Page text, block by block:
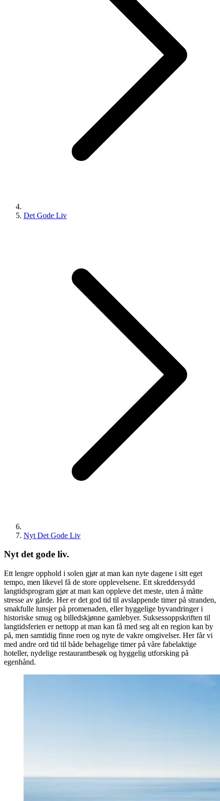
Det Gode Liv
Nyt Det Gode Liv
Nyt det gode liv.​​​​‌ ‍ ​‍​‍‌‍ ‌ ​‍‌‍‍‌‌‍‌ ‌‍‍‌‌‍ ‍​‍​‍​ ‍‍​‍​‍‌ ​ ‌‍​‌‌‍ ‍‌‍‍‌‌ ‌​‌ ‍‌​‍ ‍‌‍‍‌‌‍ ​‍​‍​‍ ​​‍​‍‌‍‍​‌ ​‍‌‍‌‌‌‍‌‍​‍​‍​ ‍‍​‍​‍‌‍‍​‌ ‌​‌ ‌​‌ ​​‌ ​ ​ ‍‍​‍ ​‍ ‌ ‌‍‌‍‍‌‌ ‌​‌ ‌‌‌ ​ ‌ ​‍‌‍‌‌‌‍‍‌‌ ​ ‌‍‌‌‌ ​‍​‍ ‍‌ ​ ‌‍​‌‌‍ ‍‌‍‍‌‌ ‌​‌ ‍‌​‍ ‍‌ ​ ‌ ‌​‌ ‌‌‌‍‌​‌‍‍‌‌‍ ​‍ ‌‍‍‌‌‍ ‍‌ ‌​‌‍‌‌‌‍ ‍‌ ‌​​‍ ‌‍‌‌‌‍‌​‌‍‍‌‌ ‌​​‍ ‌‍ ‌‌‍ ‌‍‌​‌‍‌‌​ ‌‌ ​​‌ ​‍‌‍‌‌‌ ​ ‌‍‌‌‌‍ ‍‌ ‌​‌‍​‌‌ ‌​‌‍‍‌‌‍ ‌‍ ‍​ ‍ ‌‍‍‌‌‍‌​​ ‌‌‍​ ‌ ​‍‌‍​‌‌‍‌‍‌ ‌​​‍ ‌​ ​‌​ ‍‌​ ‌ ​ ​‌​ ​​​ ​‍​ ‍ ‌ ‌​‌ ‍‌‌ ​​‌‍‌‌​ ‌‌‍​‍‌‍ ​‌‍ ‌‍‌ ​ ‍ ‌ ​​‌‍​‌‌ ‌​‌‍‍​​ ‌‌ ‌​‌‍‍‌‌ ‌​‌‍ ​‌‍‌‌​ ‌‍​‍‌‍​‌‌ ​ ‌‍‌‌‌‌‌‌‌ ​‍‌‍ ​​ ‌‌‍‍​‌ ‌​‌ ‌​‌ ​​‌ ​ ​‍‌‌​ ​ ‌​​‌​‍‌‌​ ​‍‌​‌‍​‍‌‌​ ​‍‌​‌‍‌ ‌‍‌‍‍‌‌ ‌​‌ ‌‌‌ ​ ‌ ​‍‌‍‌‌‌‍‍‌‌ ​ ‌‍‌‌‌ ​‍​‍ ‍‌ ​ ‌‍​‌‌‍ ‍‌‍‍‌‌ ‌​‌ ‍‌​‍ ‍‌ ​ ‌ ‌​‌ ‌‌‌‍‌​‌‍‍‌‌‍ ​‍‌‍‌‍‍‌‌‍‌​​ ‌‌‍​ ‌ ​‍‌‍​‌‌‍‌‍‌ ‌​​‍ ‌​ ​‌​ ‍‌​ ‌ ​ ​‌​ ​​​ ​‍​‍‌‍‌ ‌​‌ ‍‌‌ ​​‌‍‌‌​ ‌‌‍​‍‌‍ ​‌‍ ‌‍‌ ​‍‌‍‌ ​​‌‍​‌‌ ‌​‌‍‍​​ ‌‌ ‌​‌‍‍‌‌ ‌​‌‍ ​‌‍‌‌​‍‌‍‌ ​​‌‍‌‌‌ ​‍‌ ​ ‌ ​​‌‍‌‌‌‍​ ‌ ‌​‌‍‍‌‌ ‌‍‌‍‌‌​ ‌‌ ​​‌ ‌‌‌‍​‍‌‍ ​‌‍‍‌‌ ​ ‌‍‍​‌‍‌‌‌‍‌​​‍​‍‌ ‌
Ett lengre opphold i solen gjør at man kan nyte dagene i sitt eget
tempo, men likevel få de store opplevelsene. Ett skreddersydd
langtidsprogram gjør at man kan oppleve det meste, uten å måtte
stresse av gårde. Her er det god tid til avslappende timer på stranden,
smakfulle lunsjer på promenaden, eller hyggelige byvandringer i
historiske smug og billedskjønne gamlebyer. Suksessoppskriften til
langtidsferien er nettopp at man kan få med seg alt en region kan by
på, men samtidig finne roen og nyte de vakre omgivelser. Her får vi
med andre ord tid til både behagelige timer på våre fabelaktige
hoteller, nydelige restaurantbesøk og hyggelig utforsking på
egenhånd.​​​​‌ ‍ ​‍​‍‌‍ ‌ ​‍‌‍‍‌‌‍‌ ‌‍‍‌‌‍ ‍​‍​‍​ ‍‍​‍​‍‌ ​ ‌‍​‌‌‍ ‍‌‍‍‌‌ ‌​‌ ‍‌​‍ ‍‌‍‍‌‌‍ ​‍​‍​‍ ​​‍​‍‌‍‍​‌ ​‍‌‍‌‌‌‍‌‍​‍​‍​ ‍‍​‍​‍‌‍‍​‌ ‌​‌ ‌​‌ ​​‌ ​ ​ ‍‍​‍ ​‍ ‌ ‌‍‌‍‍‌‌ ‌​‌ ‌‌‌ ​ ‌ ​‍‌‍‌‌‌‍‍‌‌ ​ ‌‍‌‌‌ ​‍​‍ ‍‌ ​ ‌‍​‌‌‍ ‍‌‍‍‌‌ ‌​‌ ‍‌​‍ ‍‌ ​ ‌ ‌​‌ ‌‌‌‍‌​‌‍‍‌‌‍ ​‍ ‌‍‍‌‌‍ ‍‌ ‌​‌‍‌‌‌‍ ‍‌ ‌​​‍ ‌‍‌‌‌‍‌​‌‍‍‌‌ ‌​​‍ ‌‍ ‌‌‍ ‌‍‌​‌‍‌‌​ ‌‌ ​​‌ ​‍‌‍‌‌‌ ​ ‌‍‌‌‌‍ ‍‌ ‌​‌‍​‌‌ ‌​‌‍‍‌‌‍ ‌‍ ‍​ ‍ ‌‍‍‌‌‍‌​​ ‌‌‍​ ‌ ​‍‌‍​‌‌‍‌‍‌ ‌​​‍ ‌​ ​‌​ ‍‌​ ‌ ​ ​‌​ ​​​ ​‍​ ‍ ‌ ‌​‌ ‍‌‌ ​​‌‍‌‌​ ‌‌‍​‍‌‍ ​‌‍ ‌‍‌ ​ ‍ ‌ ​​‌‍​‌‌ ‌​‌‍‍​​ ‌‌ ​ ‌ ‌‌‌‍​‍‌ ‌​‌‍‍‌‌ ‌​‌‍ ​‌‍‌‌​ ‌‍​‍‌‍​‌‌ ​ ‌‍‌‌‌‌‌‌‌ ​‍‌‍ ​​ ‌‌‍‍​‌ ‌​‌ ‌​‌ ​​‌ ​ ​‍‌‌​ ​ ‌​​‌​‍‌‌​ ​‍‌​‌‍​‍‌‌​ ​‍‌​‌‍‌ ‌‍‌‍‍‌‌ ‌​‌ ‌‌‌ ​ ‌ ​‍‌‍‌‌‌‍‍‌‌ ​ ‌‍‌‌‌ ​‍​‍ ‍‌ ​ ‌‍​‌‌‍ ‍‌‍‍‌‌ ‌​‌ ‍‌​‍ ‍‌ ​ ‌ ‌​‌ ‌‌‌‍‌​‌‍‍‌‌‍ ​‍‌‍‌‍‍‌‌‍‌​​ ‌‌‍​ ‌ ​‍‌‍​‌‌‍‌‍‌ ‌​​‍ ‌​ ​‌​ ‍‌​ ‌ ​ ​‌​ ​​​ ​‍​‍‌‍‌ ‌​‌ ‍‌‌ ​​‌‍‌‌​ ‌‌‍​‍‌‍ ​‌‍ ‌‍‌ ​‍‌‍‌ ​​‌‍​‌‌ ‌​‌‍‍​​ ‌‌ ​ ‌ ‌‌‌‍​‍‌ ‌​‌‍‍‌‌ ‌​‌‍ ​‌‍‌‌​‍‌‍‌ ​​‌‍‌‌‌ ​‍‌ ​ ‌ ​​‌‍‌‌‌‍​ ‌ ‌​‌‍‍‌‌ ‌‍‌‍‌‌​ ‌‌ ​​‌ ‌‌‌‍​‍‌‍ ​‌‍‍‌‌ ​ ‌‍‍​‌‍‌‌‌‍‌​​‍​‍‌ ‌